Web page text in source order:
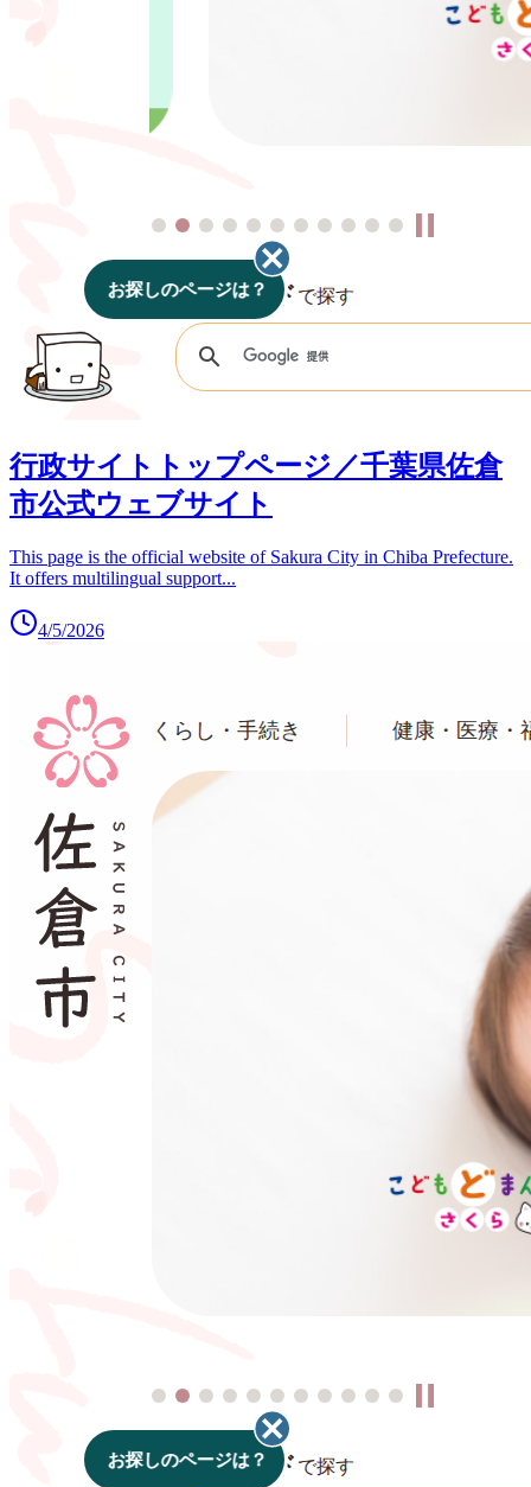
行政サイトトップページ／千葉県佐倉
市公式ウェブサイト
This page is the official website of Sakura City in Chiba Prefecture.
It offers multilingual support...
4/5/2026